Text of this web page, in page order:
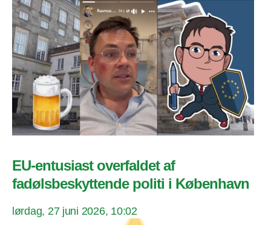
EU-entusiast overfaldet af
fadølsbeskyttende politi i København
lørdag, 27 juni 2026, 10:02